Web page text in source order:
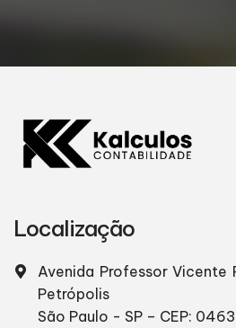
Localização
Avenida Professor Vicente
Petrópolis
São Paulo - SP – CEP: